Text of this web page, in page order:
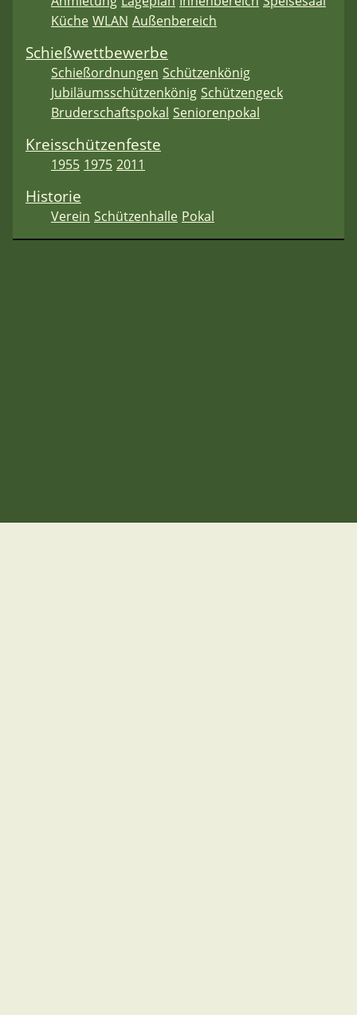
Küche WLAN Außenbereich
Schießwettbewerbe
Schießordnungen Schützenkönig
Jubiläumsschützenkönig Schützengeck
Bruderschaftspokal Seniorenpokal
Kreisschützenfeste
1955 1975 2011
Historie
Verein Schützenhalle Pokal